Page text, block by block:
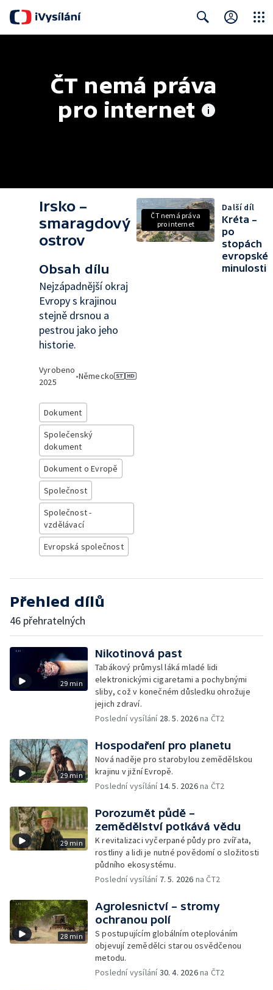
ČT nemá práva
pro internet
Irsko –
smaragdový
ostrov
Obsah dílu
Nejzápadnější okraj
Evropy s krajinou
stejně drsnou a
pestrou jako jeho
historie.
Vyrobeno
2025
•Německo
Dokument
Společenský
dokument
Dokument o Evropě
Společnost
Společnost -
vzdělávací
Evropská společnost
ČT nemá práva
pro internet
Další díl
Kréta –
po
stopách
evropské
minulosti
Přehled dílů
46 přehratelných
29 min
Nikotinová past
Tabákový průmysl láká mladé lidi
elektronickými cigaretami a pochybnými
sliby, což v konečném důsledku ohrožuje
jejich zdraví.
Poslední vysílání 28. 5. 2026na ČT2
29 min
Hospodaření pro planetu
Nová naděje pro starobylou zemědělskou
krajinu v jižní Evropě.
Poslední vysílání14. 5. 2026na ČT2
29 min
Porozumět půdě –
zemědělství potkává vědu
K revitalizaci vyčerpané půdy pro zvířata,
rostliny a lidi je nutné povědomí o složitosti
půdního ekosystému.
Poslední vysílání 7. 5. 2026 na ČT2
28 min
Agrolesnictví – stromy
ochranou polí
S postupujícím globálním oteplováním
objevují zemědělci starou osvědčenou
metodu.
Poslední vysílání30. 4. 2026na ČT2